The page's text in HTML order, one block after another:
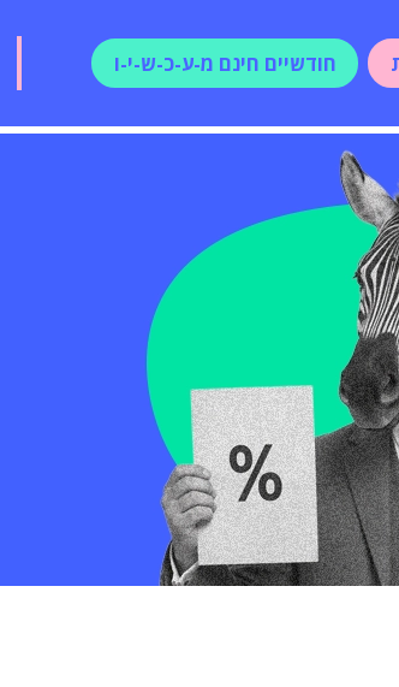
חודשיים חינם מ-ע-כ-ש-י-ו